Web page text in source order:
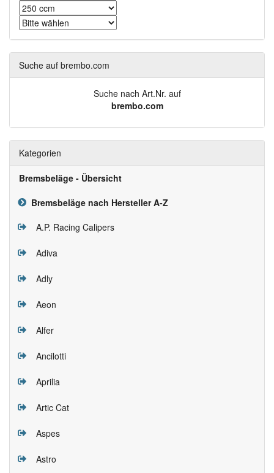
Suche auf brembo.com
Suche nach Art.Nr. auf
brembo.com
Kategorien
Bremsbeläge - Übersicht
Bremsbeläge nach Hersteller A-Z
A.P. Racing Calipers
Adiva
Adly
Aeon
Alfer
Ancilotti
Aprilia
Artic Cat
Aspes
Astro